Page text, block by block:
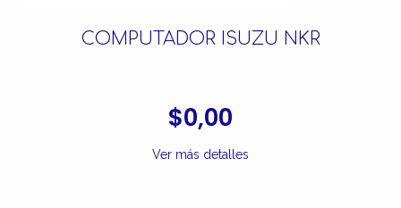
COMPUTADOR ISUZU NKR
$0,00
Ver más detalles